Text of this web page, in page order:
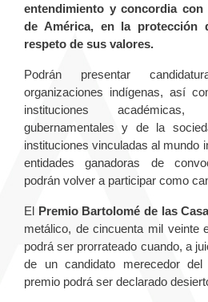
entendimiento y concordia
de América, en la protección
respeto de sus valores.
Podrán presentar
organizaciones indígenas, así
instituciones
gubernamentales y de la
instituciones vinculadas al mundo
entidades ganadoras de
podrán volver a participar
El Premio Bartolomé de las
metálico, de cincuenta mil veinte
podrá ser prorrateado cuando, a
de un candidato merecedor del
premio podrá ser declarado